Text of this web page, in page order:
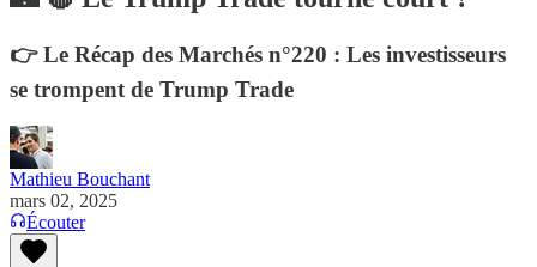
👉 Le Récap des Marchés n°220 : Les investisseurs
se trompent de Trump Trade
Mathieu Bouchant
mars 02, 2025
Écouter